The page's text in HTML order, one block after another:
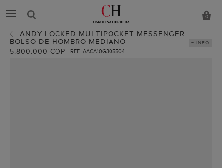
0
ANDY LOCKED MULTIPOCKET MESSENGER |
BOLSO DE HOMBRO MEDIANO
5.800.000 COP REF. AACA10G305504
+ INFO